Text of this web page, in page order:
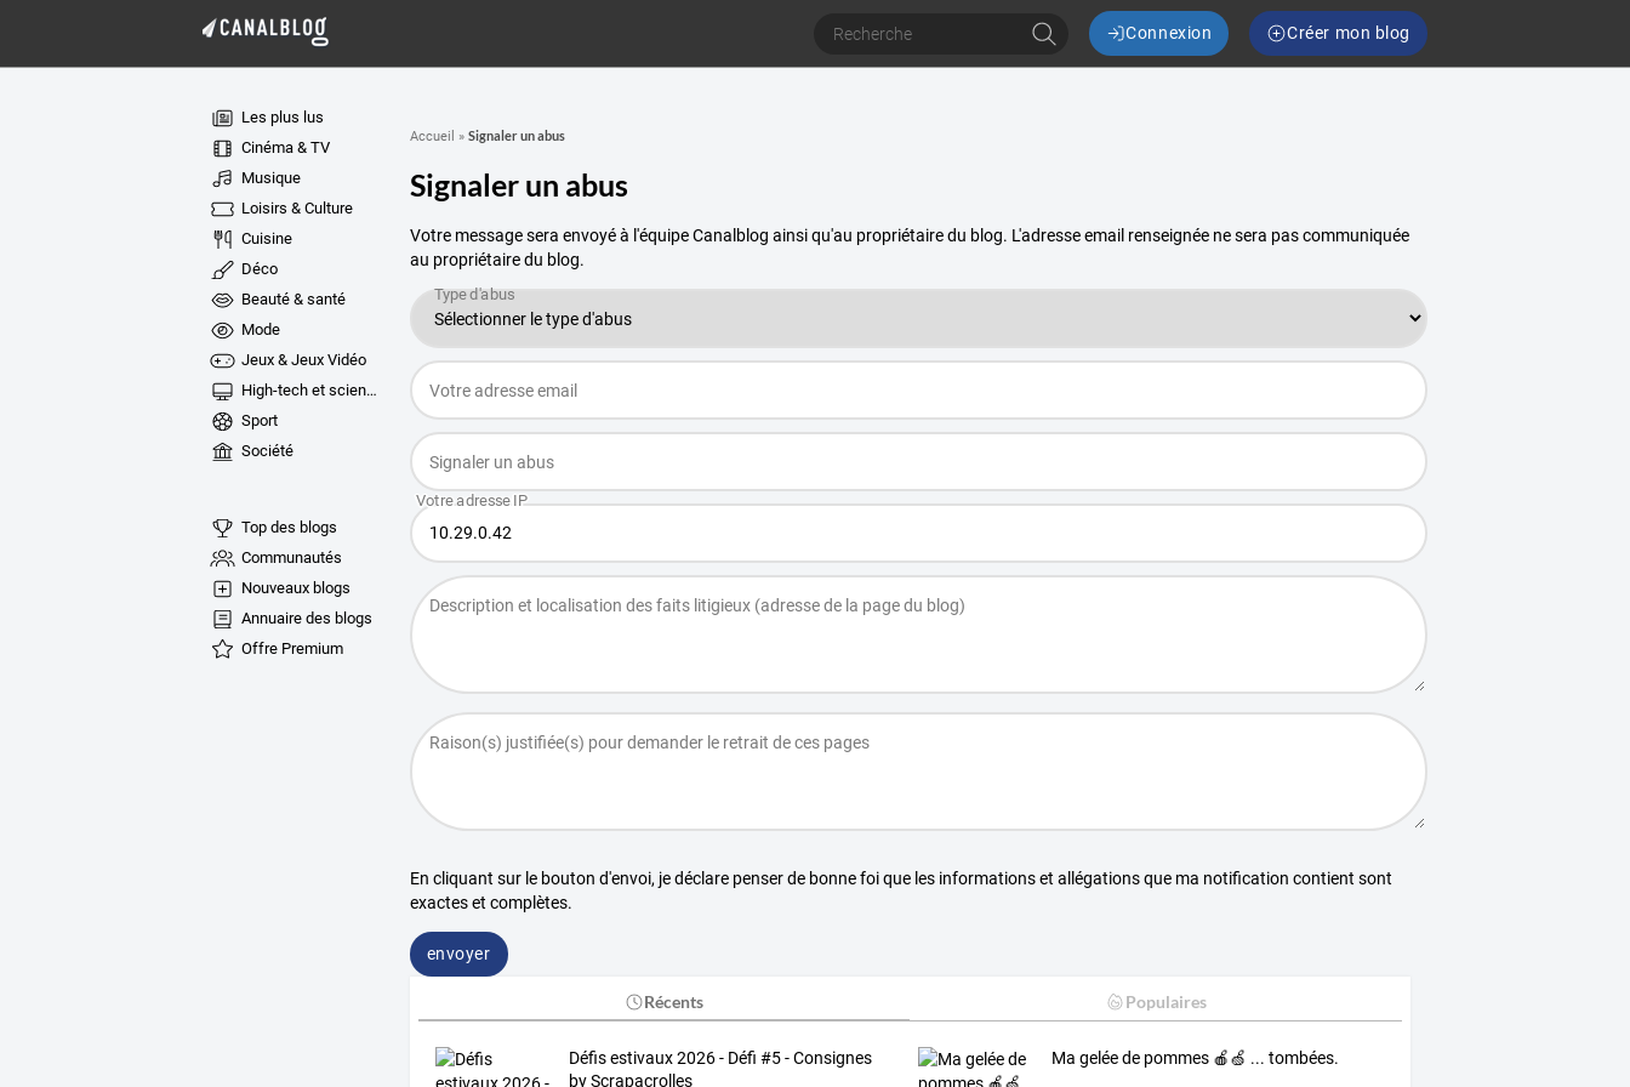
Connexion Créer mon blog
Les plus lus
Cinéma & TV
Musique
Loisirs & Culture
Cuisine
Déco
Beauté & santé
Mode
Jeux & Jeux Vidéo
High-tech et sciences
Sport
Société
Top des blogs
Communautés
Nouveaux blogs
Annuaire des blogs
Offre Premium
Accueil » Signaler un abus
Signaler un abus
Votre message sera envoyé à l'équipe Canalblog ainsi qu'au propriétaire du blog. L'adresse email renseignée ne sera pas communiquée
au propriétaire du blog.
En cliquant sur le bouton d'envoi, je déclare penser de bonne foi que les informations et allégations que ma notification contient sont
exactes et complètes.
envoyer
Récents Populaires
Défis estivaux 2026 - Défi #5 - Consignes
by Scrapacrolles
Ma gelée de pommes 🍎🍏 ... tombées.